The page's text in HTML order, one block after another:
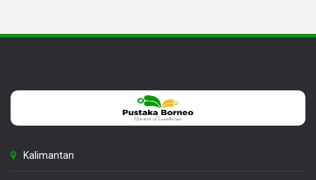
Kalimantan